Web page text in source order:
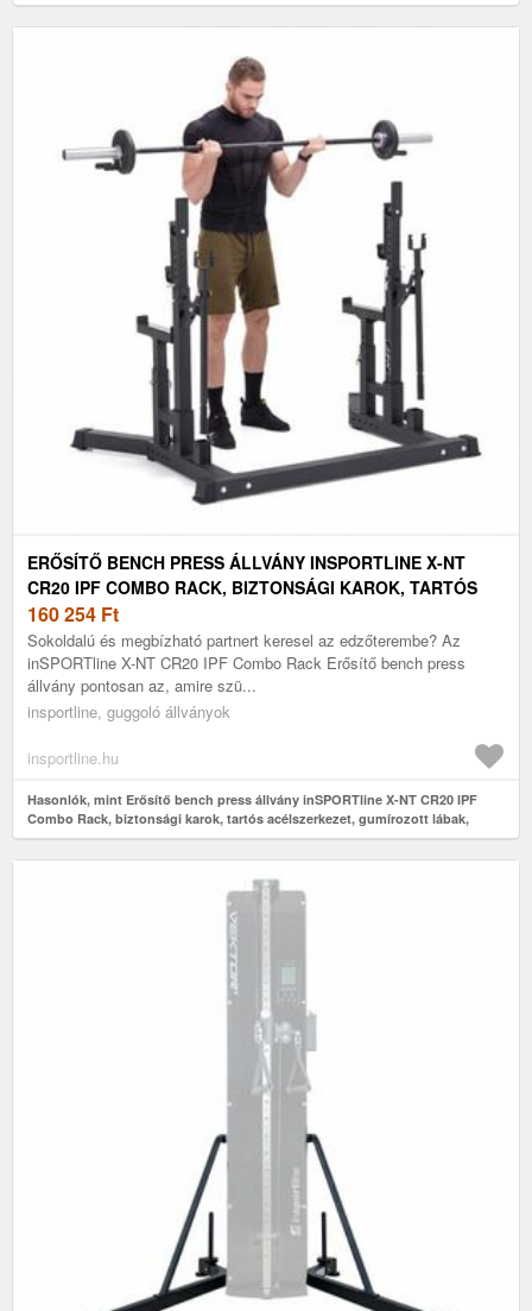
ERŐSÍTŐ BENCH PRESS ÁLLVÁNY INSPORTLINE X-NT
CR20 IPF COMBO RACK, BIZTONSÁGI KAROK, TARTÓS
ACÉLSZERKEZET, GUMÍROZOTT LÁBAK, PRAKTIKUS
EMELŐK
160 254 Ft
Sokoldalú és megbízható partnert keresel az edzőterembe? Az
inSPORTline X-NT CR20 IPF Combo Rack Erősítő bench press
állvány pontosan az, amire szü...
insportline, guggoló állványok
insportline.hu
Hasonlók, mint Erősítő bench press állvány inSPORTline X-NT CR20 IPF
Combo Rack, biztonsági karok, tartós acélszerkezet, gumírozott lábak,
praktikus emelők